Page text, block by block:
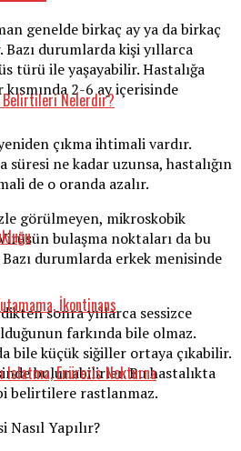
genelde birkaç ay ya da birkaç
durumlarda kişi yıllarca
türü ile yaşayabilir. Hastalığa
2-6 ay içerisinde
çıkma ihtimali vardır.
ne kadar uzunsa, hastalığın
de o oranda azalır.
görülmeyen, mikroskobik
bulaşma noktaları da bu
durumlarda erkek menisinde
sonra yıllarca sessizce
farkında bile olmaz.
bile küçük siğiller ortaya çıkabilir.
bulunabilirler. Bu hastalıkta
belirtilere rastlanmaz.
Yapılır?
Belirtileri Nelerdir?
İkontinans
Islatma, Enürezis Nokturna